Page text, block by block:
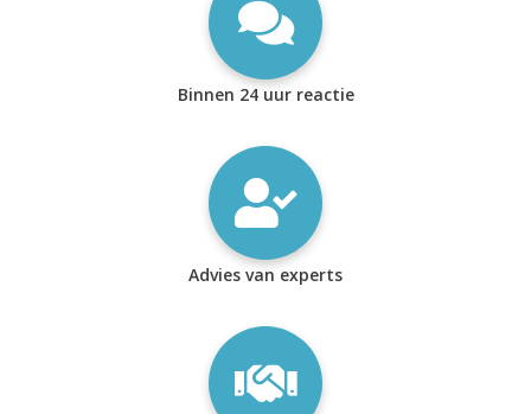
Binnen 24 uur reactie
Advies van experts